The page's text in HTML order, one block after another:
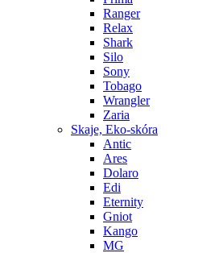
Ranger
Relax
Shark
Silo
Sony
Tobago
Wrangler
Zaria
Skaje, Eko-skóra
Antic
Ares
Dolaro
Edi
Eternity
Gniot
Kango
MG